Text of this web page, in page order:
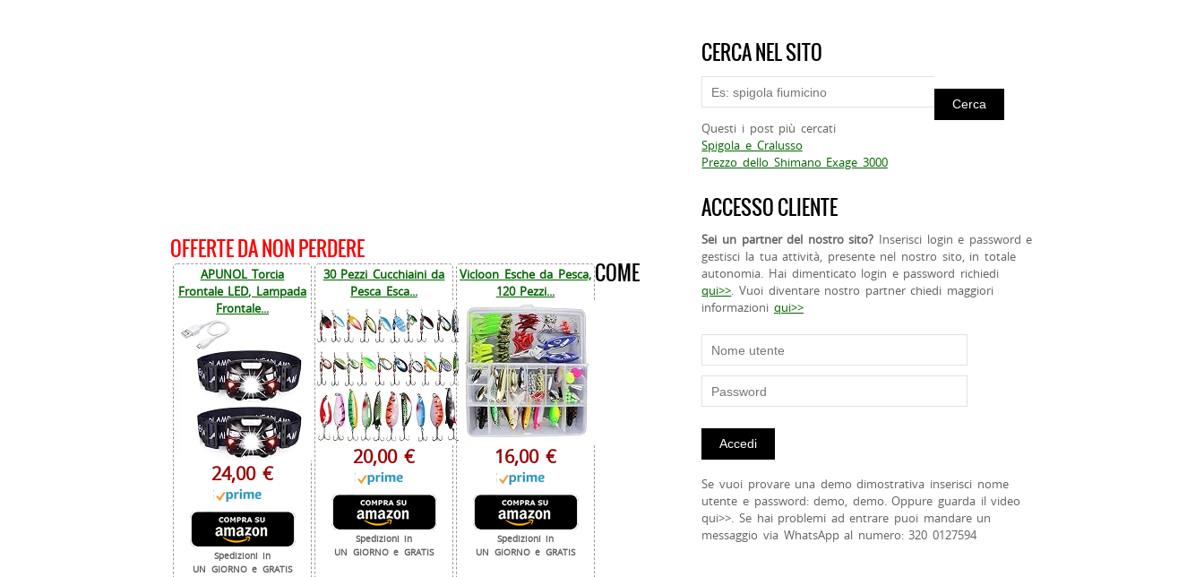
OFFERTE DA NON PERDERE
APUNOL Torcia
Frontale LED, Lampada
Frontale...
24,00 €
Spedizioni in
UN GIORNO e GRATIS
30 Pezzi Cucchiaini da
Pesca Esca...
20,00 €
Spedizioni in
UN GIORNO e GRATIS
Vicloon Esche da Pesca,
120 Pezzi...
16,00 €
Spedizioni in
UN GIORNO e GRATIS
COME
CERCA NEL SITO
Questi i post più cercati
Spigola e Cralusso
Prezzo dello Shimano Exage 3000
ACCESSO CLIENTE
Sei un partner del nostro sito? Inserisci login e password e
gestisci la tua attività, presente nel nostro sito, in totale
autonomia. Hai dimenticato login e password richiedi
qui>>. Vuoi diventare nostro partner chiedi maggiori
informazioniqui>>
Se vuoi provare una demo dimostrativa inserisci nome
utente e password: demo, demo. Oppure guarda il video
qui>>. Se hai problemi ad entrare puoi mandare un
messaggio via WhatsApp al numero: 320 0127594